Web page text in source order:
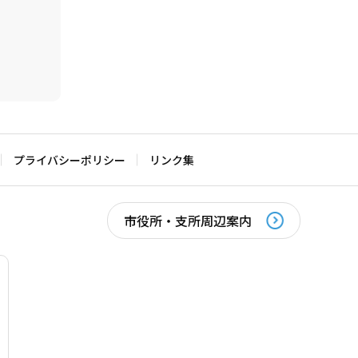
プライバシーポリシー リンク集
市役所・支所周辺案内